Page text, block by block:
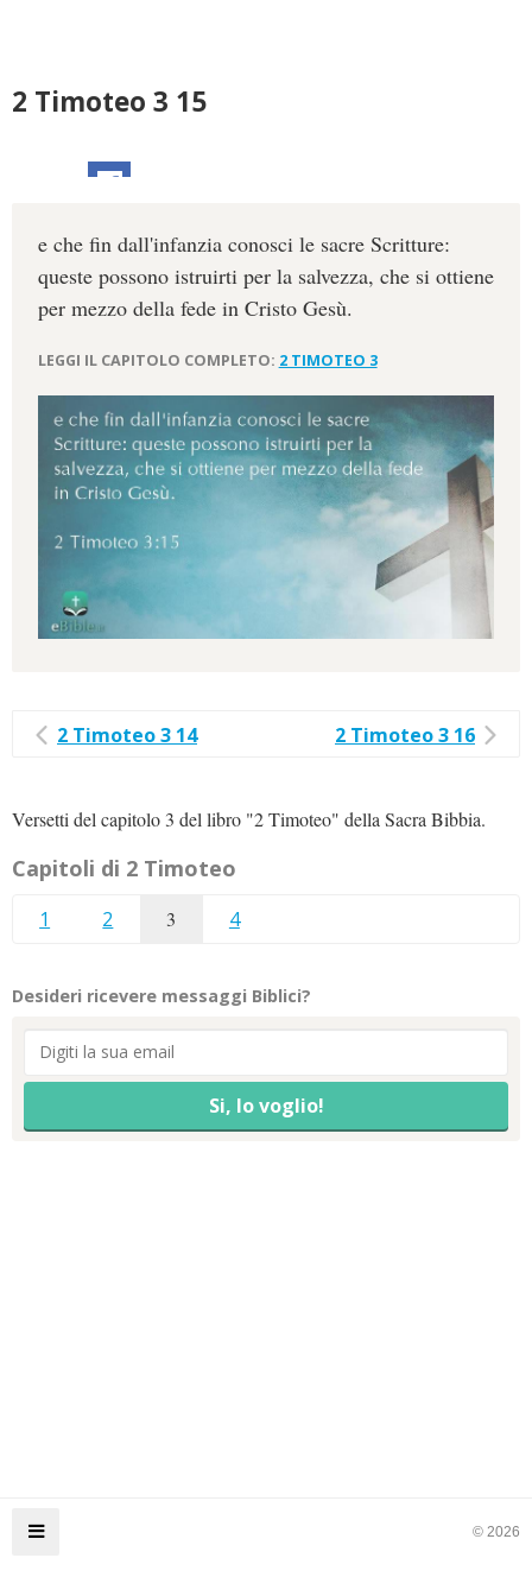
2 Timoteo 3 15
e che fin dall'infanzia conosci le sacre Scritture:
queste possono istruirti per la salvezza, che si ottiene
per mezzo della fede in Cristo Gesù.
LEGGI IL CAPITOLO COMPLETO: 2 TIMOTEO 3
2 Timoteo 3 14 2 Timoteo 3 16
Versetti del capitolo 3 del libro "2 Timoteo" della Sacra Bibbia.
Capitoli di 2 Timoteo
1 2 3 4
Desideri ricevere messaggi Biblici?
© 2026